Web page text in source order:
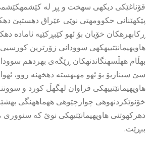
قۆناغێكی دیكهی سهخت و پڕ له كێشمهكێشمی
پێكهێنانی حكوومهتی نوێی عێراق دهستپێ
ڕكابهرهكان خۆیان بۆ ئهو كێبڕكێیه ئاماده
هاوپهیمانێتییهكهی سوودانی زۆرترین
بهڵام ههڵسهنگاندنهكان ڕێگەی بهردهم
سێ سیناریۆ بۆ ئهو مهبهسته دهخهنه روو،
هاوپهیمانێتییهكی فراوان لهگهڵ كورد و
خۆنوێكردنهوهی چوارچێوهی ههماههنگی
دهركهوتنی هاوپهیمانێتیهكی نوێ كه
ببڕێت.